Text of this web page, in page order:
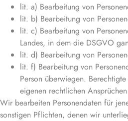
lit. a) Bearbeitung von
lit. b) Bearbeitung von
lit. c) Bearbeitung von
Landes, in dem die DSGVO
lit. d) Bearbeitung von
lit. f) Bearbeitung von
Person überwiegen.
eigenen rechtlichen
Wir bearbeiten Personendaten für
sonstigen Pflichten, denen wir